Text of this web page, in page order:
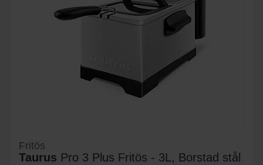
Fritös
Taurus Pro 3 Plus Fritös - 3L, Borstad stål